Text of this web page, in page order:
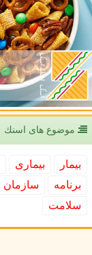
موضوع های اسنك
بیمار بیماری
برنامه
سازمان
سلامت